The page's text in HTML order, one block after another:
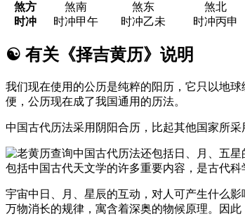
煞方
煞南 煞东 煞北
时冲
时冲甲午 时冲乙未 时冲丙申
☯ 有关《择吉黄历》说明
我们现在使用的公历是纯粹的阳历，它只以地
便，公历现在成了我国通用的历法。
中国古代历法采用阴阳合历，比起其他国家所
中国古代历法还包括日、月、五
包括中国古代天文学的许多重要内容，是古代科
宇宙中日、月、星辰的互动，对人可产生什么
万物消长的规律，寓含着深奥的物候原理。因